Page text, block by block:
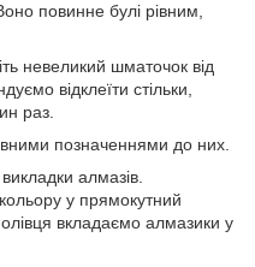
повинне булі рівним,
невеликий шматочок від
відклеїти стільки,
раз.
позначеннями до них.
алмазів.
у прямокутний
вкладаємо алмазики у